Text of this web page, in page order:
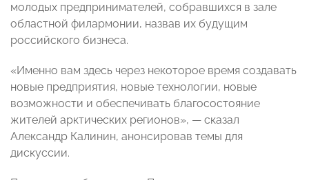
молодых предпринимателей, собравшихся в зале
областной филармонии, назвав их будущим
российского бизнеса.
«Именно вам здесь через некоторое время создавать
новые предприятия, новые технологии, новые
возможности и обеспечивать благосостояние
жителей арктических регионов», — сказал
Александр Калинин, анонсировав темы для
дискуссии.